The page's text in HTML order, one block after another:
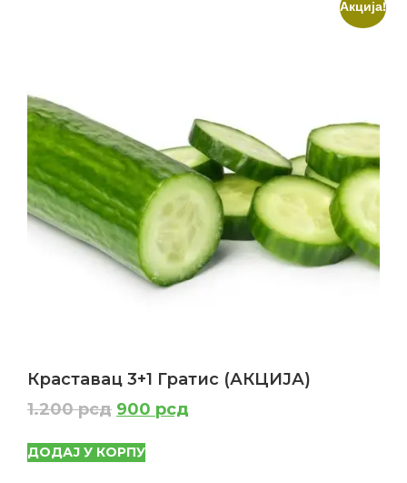
Акција!
Краставац 3+1 Гратис (АКЦИЈА)
1.200рсд 900 рсд
ДОДАЈ У КОРПУ